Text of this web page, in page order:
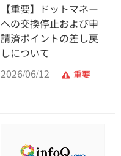
【重要】ドットマネー
への交換停止および申
請済ポイントの差し戻
しについて
2026/06/12
重要